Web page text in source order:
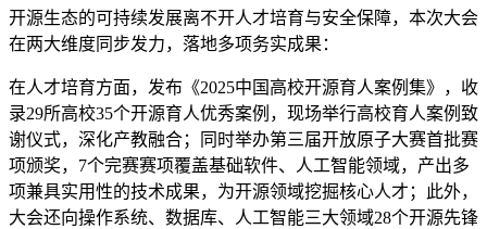
开源生态的可持续发展离不开人才培育与安全保障，本次大会
在两大维度同步发力，落地多项务实成果：
在人才培育方面，发布《2025中国高校开源育人案例集》，收
录29所高校35个开源育人优秀案例，现场举行高校育人案例致
谢仪式，深化产教融合；同时举办第三届开放原子大赛首批赛
项颁奖，7个完赛赛项覆盖基础软件、人工智能领域，产出多
项兼具实用性的技术成果，为开源领域挖掘核心人才；此外，
大会还向操作系统、数据库、人工智能三大领域28个开源先锋